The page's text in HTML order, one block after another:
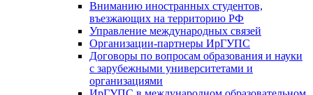
Вниманию иностранных студентов,
въезжающих на территорию РФ
Управление международных связей
Организации-партнеры ИрГУПС
Договоры по вопросам образования и науки
с зарубежными университетами и
организациями